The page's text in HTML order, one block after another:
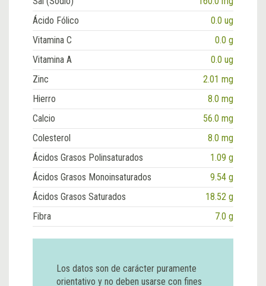
Ácido Fólico
0.0 ug
Vitamina C
0.0 g
Vitamina A
0.0 ug
Zinc
2.01 mg
Hierro
8.0 mg
Calcio
56.0 mg
Colesterol
8.0 mg
Ácidos Grasos Polinsaturados
1.09 g
Ácidos Grasos Monoinsaturados
9.54 g
Ácidos Grasos Saturados
18.52 g
Fibra
7.0 g
Los datos son de carácter puramente
orientativo y no deben usarse con fines